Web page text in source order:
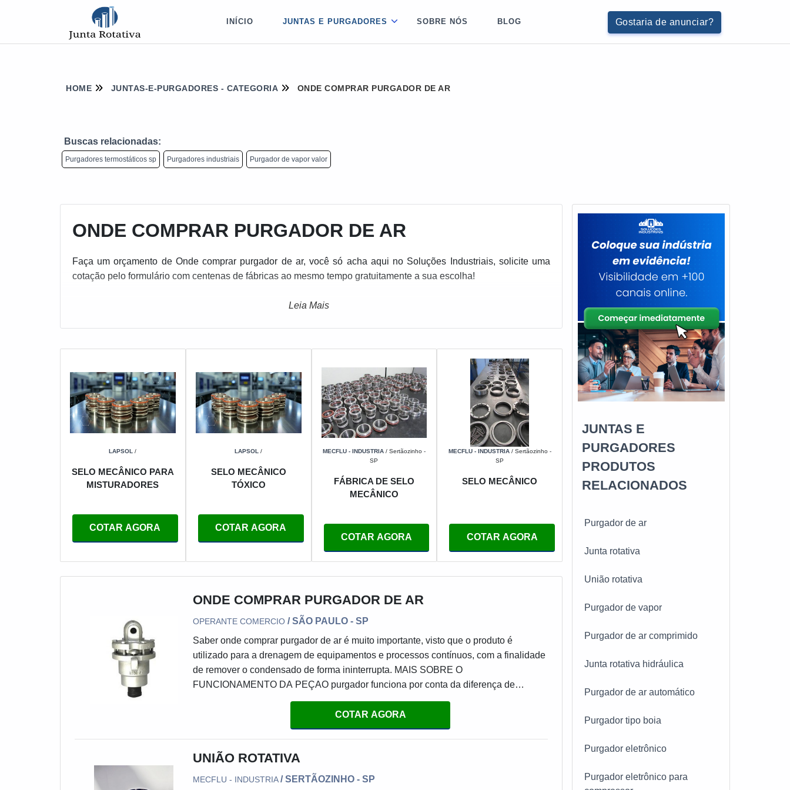
Gostaria de anunciar?
INÍCIO JUNTAS E PURGADORES SOBRE NÓS BLOG
HOME JUNTAS-E-PURGADORES - CATEGORIA ONDE COMPRAR PURGADOR DE AR
Buscas relacionadas:
Purgadores termostáticos sp Purgadores industriais Purgador de vapor valor
ONDE COMPRAR PURGADOR DE AR
Faça um orçamento de Onde comprar purgador de ar, você só acha aqui no Soluções Industriais, solicite uma
cotação pelo formulário com centenas de fábricas ao mesmo tempo gratuitamente a sua escolha!
Leia Mais
LAPSOL /
SELO MECÂNICO PARA
MISTURADORES
COTAR AGORA
LAPSOL /
SELO MECÂNICO
TÓXICO
COTAR AGORA
MECFLU - INDUSTRIA/ Sertãozinho -
SP
FÁBRICA DE SELO
MECÂNICO
COTAR AGORA
MECFLU - INDUSTRIA/ Sertãozinho -
SP
SELO MECÂNICO
COTAR AGORA
ONDE COMPRAR PURGADOR DE AR
OPERANTE COMERCIO/ SÃO PAULO - SP
Saber onde comprar purgador de ar é muito importante, visto que o produto é
utilizado para a drenagem de equipamentos e processos contínuos, com a finalidade
de remover o condensado de forma ininterrupta. MAIS SOBRE O
FUNCIONAMENTO DA PEÇAO purgador funciona por conta da diferença de
densidade entre o vapor e condensado. E a boia funciona quando o condensado
alcança o purgador - o que fará com que a boia suba, levantando a válvula de seu
assento e, assim, liberando o condensado.A válvula irá per
COTAR AGORA
UNIÃO ROTATIVA
MECFLU - INDUSTRIA/ SERTÃOZINHO - SP
JUNTAS E
PURGADORES
PRODUTOS
RELACIONADOS
Purgador de ar
Junta rotativa
União rotativa
Purgador de vapor
Purgador de ar comprimido
Junta rotativa hidráulica
Purgador de ar automático
Purgador tipo boia
Purgador eletrônico
Purgador eletrônico para